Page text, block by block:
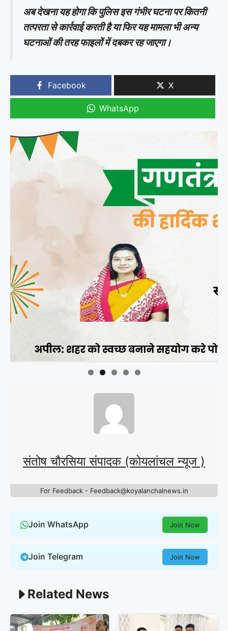
अब देखना यह होगा कि पुलिस इस गंभीर घटना पर कितनी
तत्परता से कार्रवाई करती है या फिर यह मामला भी अन्य
घटनाओं की तरह फाइलों में दबकर रह जाएगा।
Facebook X
WhatsApp
संतोष चौरसिया संपादक (कोयलांचल न्यूज )
For Feedback - Feedback@koyalanchalnews.in
Join WhatsApp Join Now
Join Telegram Join Now
Related News